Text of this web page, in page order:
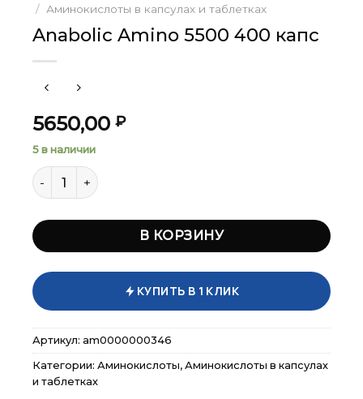
/ Аминокислоты в капсулах и таблетках
Anabolic Amino 5500 400 капс
5650,00 ₽
5 в наличии
Количество товара Anabolic Amino 5500 400 капс
В КОРЗИНУ
КУПИТЬ В 1 КЛИК
Артикул: am0000000346
Категории: Аминокислоты, Аминокислоты в капсулах
и таблетках
Меню ×
Меню ×
Меню ×